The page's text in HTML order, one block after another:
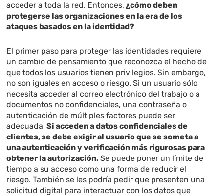
acceder a toda la red. Entonces, ¿cómo deben
protegerse las organizaciones en la era de los
ataques basados ​​en la identidad?
El primer paso para proteger las identidades requiere
un cambio de pensamiento que reconozca el hecho de
que todos los usuarios tienen privilegios. Sin embargo,
no son iguales en acceso o riesgo. Si un usuario sólo
necesita acceder al correo electrónico del trabajo o a
documentos no confidenciales, una contraseña o
autenticación de múltiples factores puede ser
adecuada. Si acceden a datos confidenciales de
clientes, se debe exigir al usuario que se someta a
una autenticación y verificación más rigurosas para
obtener la autorización.Se puede poner un límite de
tiempo a su acceso como una forma de reducir el
riesgo. También se les podría pedir que presenten una
solicitud digital para interactuar con los datos que